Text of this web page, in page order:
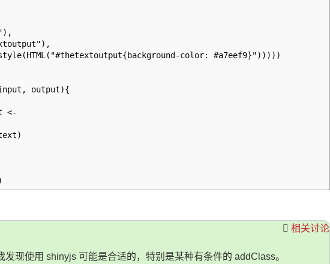
color: #a7eef9}")))))
output){
<-
相关讨论
发现使用 shinyjs 可能是合适的，特别是某种有条件的 addClass。